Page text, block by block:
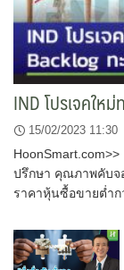
IND โปรเจคใ
15/02/2023 11:30
ปรึกษา คุณภาพคับจ
ราคาหุ้นซื้อขายต่ำก